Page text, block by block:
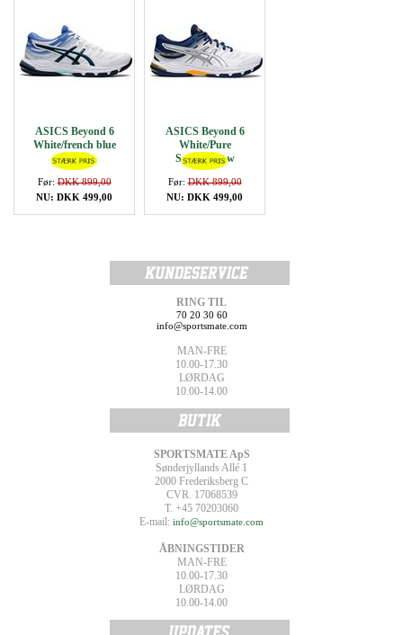
ASICS Beyond 6
White/french blue
Før:DKK 899,00
NU: DKK 499,00
ASICS Beyond 6
White/Pure
Silver/Yellow
Før:DKK 899,00
NU: DKK 499,00
RING TIL
70 20 30 60
info@sportsmate.com
MAN-FRE
10.00-17.30
LØRDAG
10.00-14.00
SPORTSMATE ApS
Sønderjyllands Allé 1
2000 Frederiksberg C
CVR. 17068539
T. +45 70203060
E-mail: info@sportsmate.com
ÅBNINGSTIDER
MAN-FRE
10.00-17.30
LØRDAG
10.00-14.00